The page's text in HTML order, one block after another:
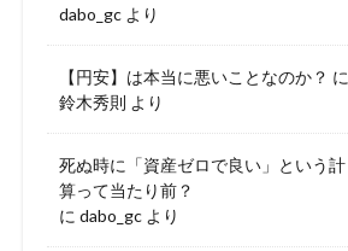
dabo_gc より
【円安】は本当に悪いことなのか？ に
鈴木秀則 より
死ぬ時に「資産ゼロで良い」という計
算って当たり前？
に dabo_gc より